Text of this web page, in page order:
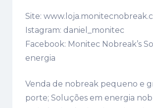
Site:
Istagram: daniel_monitec
Facebook: Monitec Nobreak’s
energia
Venda de nobreak pequeno e
porte; Soluções em energia